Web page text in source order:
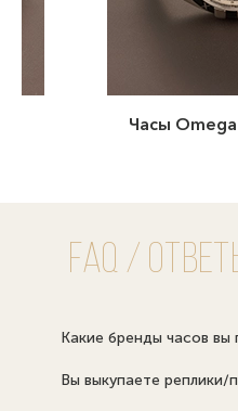
Omega — 238 000 ₽
FAQ /
Какие бренды часов вы
Вы выкупаете реплики/